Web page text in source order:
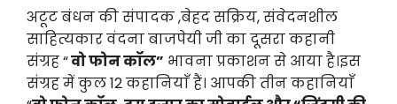
अटूट बंधन की संपादक ,बेहद सक्रिय, संवेदनशील
साहित्यकार वंदना बाजपेयी जी का दूसरा कहानी
संग्रह “वो फोन कॉल” भावना प्रकाशन से आया है।इस
संग्रह में कुल 12 कहानियाँ हैं। आपकी तीन कहानियाँ